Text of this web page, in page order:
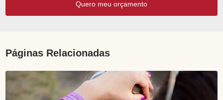
Quero meu orçamento
Páginas Relacionadas